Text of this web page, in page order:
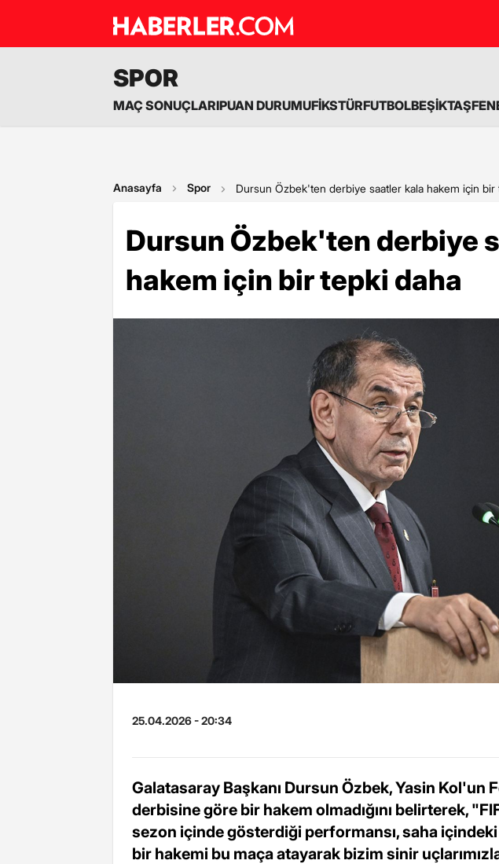
SPOR
MAÇ SONUÇLARIPUAN DURUMUFİKSTÜRFUTBOLBEŞİKTAŞ
Anasayfa Spor Dursun Özbek'ten derbiye saatler kala hakem için bir
Dursun Özbek'ten derbiye
hakem için bir tepki daha
25.04.2026 - 20:34
Galatasaray Başkanı Dursun Özbek, Yasin Kol'un
derbisine göre bir hakem olmadığını belirterek,
sezon içinde gösterdiği performansı, saha içindeki
bir hakemi bu maça atayarak bizim sinir